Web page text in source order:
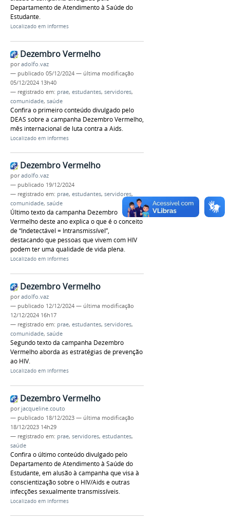
Departamento de Atendimento à Saúde do
Estudante.
Localizado em Informes
Dezembro Vermelho
poradolfo.vaz
— publicado 05/12/2024 — última modificação
05/12/2024 13h40
— registrado em: prae, estudantes, servidores,
comunidade, saúde
Confira o primeiro conteúdo divulgado pelo
DEAS sobre a campanha Dezembro Vermelho,
mês internacional de luta contra a Aids.
Localizado em Informes
Dezembro Vermelho
poradolfo.vaz
— publicado 19/12/2024
— registrado em: prae, estudantes, servidores,
comunidade, saúde
Último texto da campanha Dezembro
Vermelho deste ano explica o que é o conceito
de “Indetectável = Intransmissível”,
destacando que pessoas que vivem com HIV
podem ter uma qualidade de vida plena.
Localizado em Informes
Dezembro Vermelho
poradolfo.vaz
— publicado 12/12/2024 — última modificação
12/12/2024 16h17
— registrado em: prae, estudantes, servidores,
comunidade, saúde
Segundo texto da campanha Dezembro
Vermelho aborda as estratégias de prevenção
ao HIV.
Localizado em Informes
Dezembro Vermelho
por jacqueline.couto
— publicado 18/12/2023 — última modificação
18/12/2023 14h29
— registrado em: prae, servidores, estudantes,
saúde
Confira o último conteúdo divulgado pelo
Departamento de Atendimento à Saúde do
Estudante, em alusão à campanha que visa à
conscientização sobre o HIV/Aids e outras
infecções sexualmente transmissíveis.
Localizado em Informes